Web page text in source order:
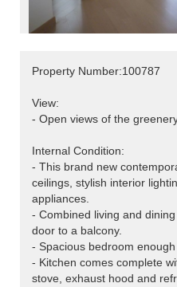
Property Number:100787
View:
- Open views of the
Internal Condition:
- This brand new
ceilings, stylish interior
appliances.
- Combined living and
door to a balcony.
- Spacious bedroom
- Kitchen comes complete
stove, exhaust hood and